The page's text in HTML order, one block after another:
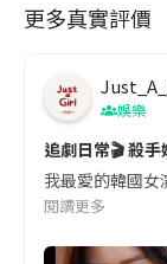
更多真實評價
娛樂
追劇日常🎬 殺
我最愛的韓國
閱讀更多